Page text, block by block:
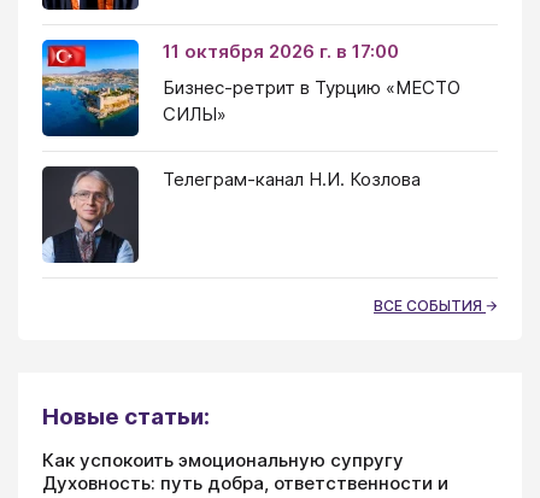
11 октября 2026 г. в 17:00
Бизнес-ретрит в Турцию «МЕСТО
СИЛЫ»
Телеграм-канал Н.И. Козлова
ВСЕ СОБЫТИЯ
Новые статьи:
Как успокоить эмоциональную супругу
Духовность: путь добра, ответственности и